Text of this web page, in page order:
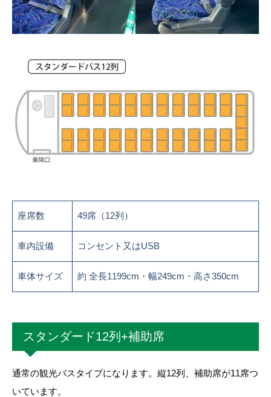
座席数 49席（12列）
車内設備 コンセント又はUSB
車体サイズ 約 全長1199cm・幅249cm・高さ350cm
スタンダード12列+補助席
通常の観光バスタイプになります。縦12列、補助席が11席つ
いています。